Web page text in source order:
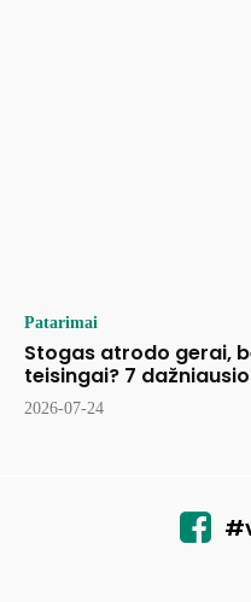
Patarimai
Stogas atrodo gerai,
teisingai? 7
2026-07-24